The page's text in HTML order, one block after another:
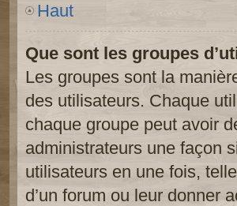
Haut
Que sont les groupes
Les groupes sont la
des utilisateurs. Chaque
chaque groupe peut avoir
administrateurs une façon
utilisateurs en une fois,
d’un forum ou leur donner